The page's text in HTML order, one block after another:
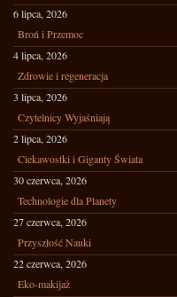
6 lipca, 2026
Broń i Przemoc
4 lipca, 2026
Zdrowie i regeneracja
3 lipca, 2026
Czytelnicy Wyjaśniają
2 lipca, 2026
Ciekawostki i Giganty Świata
30 czerwca, 2026
Technologie dla Planety
27 czerwca, 2026
Przyszłość Nauki
22 czerwca, 2026
Eko-makijaż